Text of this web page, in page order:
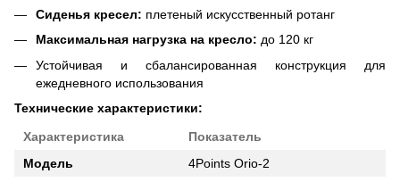
Сиденья кресел: плетеный искусственный ротанг
Максимальная нагрузка на кресло: до 120 кг
Устойчивая и сбалансированная конструкция для
ежедневного использования
Технические характеристики:
Характеристика
Показатель
Модель
4Points Orio-2